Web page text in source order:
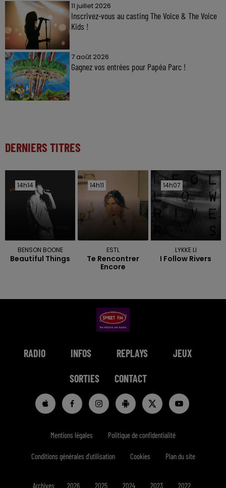
11 juillet 2026
Inscrivez-vous au casting The Voice & The Voice
Kids !
7 août 2026
Gagnez vos entrées pour Papéa Parc !
DERNIERS TITRES
14h14
14h14
BENSON BOONE
Beautiful Things
14h11
14h11
ESTL
Te Rencontrer
Encore
14h07
14h07
LYKKE LI
I Follow Rivers
RADIO INFOS REPLAYS JEUX
SORTIES CONTACT
Mentions légales Politique de confidentialité
Conditions générales d'utilisation Cookies Plan du site
Archives 2026 2025 2024 2023 2022